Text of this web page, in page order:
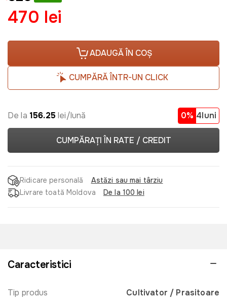
470 lei
ADAUGĂ ÎN COȘ
CUMPĂRĂ ÎNTR-UN CLICK
De la 156.25 lei/lună 0% 4luni
CUMPĂRAȚI ÎN RATE / CREDIT
Ridicare personală
Astăzi sau mai târziu
Livrare toată Moldova
De la 100 lei
Caracteristici
Tip produs Cultivator / Prasitoare